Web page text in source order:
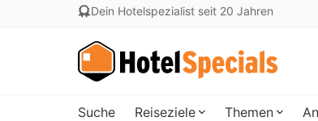
Dein Hotelspezialist seit 20 Jahren
Suche Reiseziele Themen